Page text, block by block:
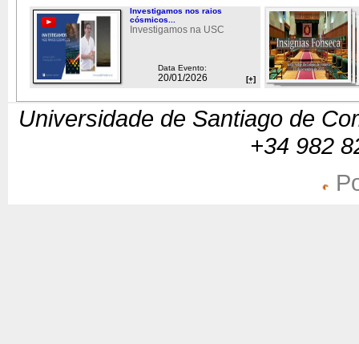
Investigamos nos raios
cósmicos...
Investigamos na USC
Data Evento:
20/01/2026 [+]
Universidade de Santiago de
+34 982